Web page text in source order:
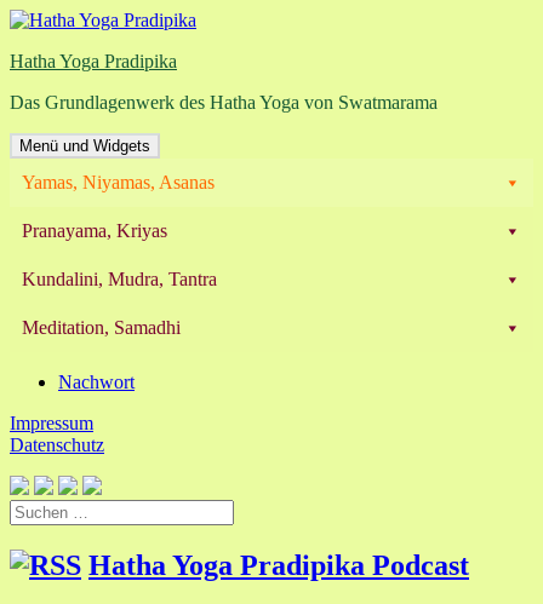
Zum
springen
Hatha Yoga Pradipika
Das Grundlagenwerk des Hatha Yoga von Swatmarama
Menü und Widgets
Yamas, Niyamas, Asanas
Pranayama, Kriyas
Kundalini, Mudra, Tantra
Meditation, Samadhi
Nachwort
Impressum
Datenschutz
Suchen
nach:
Hatha Yoga Pradipika Podcast